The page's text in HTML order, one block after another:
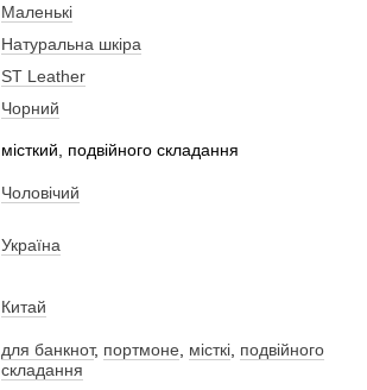
Маленькі
Натуральна шкіра
ST Leather
Чорний
місткий, подвійного складання
Чоловічий
Україна
Китай
для банкнот, портмоне місткі подвійного
складання